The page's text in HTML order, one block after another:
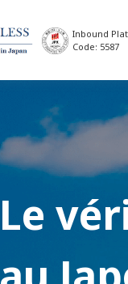
Inbound
Code: 5587
Le